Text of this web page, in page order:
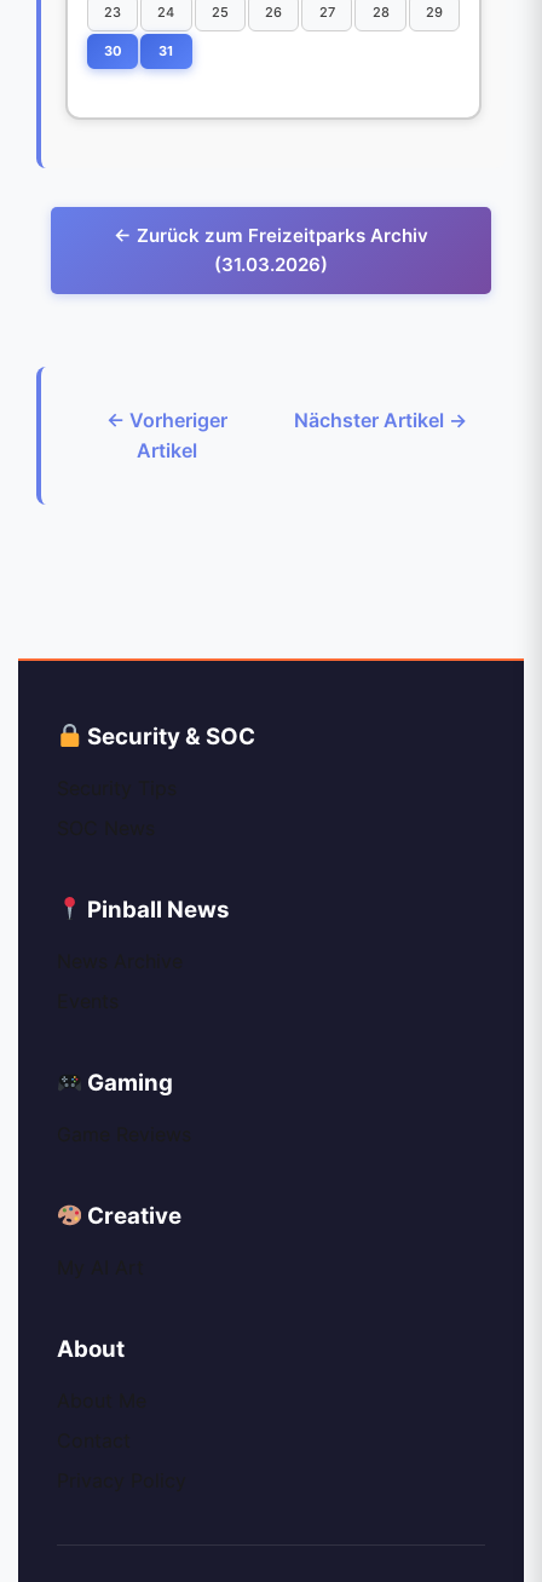
23 24 25 26 27 28 29
30 31
← Zurück zum Freizeitparks Archiv
(31.03.2026)
← Vorheriger
Artikel
Nächster Artikel →
Security & SOC
Pinball News
Gaming
Creative
About